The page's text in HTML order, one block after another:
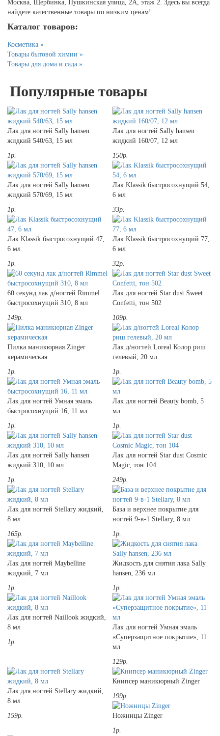
Москва, Щербинка, Пушкинская улица, 2А, этаж 2. Здесь вы всегда
найдете качественные товары по низким ценам!
Каталог товаров:
Косметика »
Товары бытовой химии »
Товары для дома и сада »
Популярные товары
Лак для ногтей Sally hansen
жидкий 540/63, 15 мл
1р.
Лак для ногтей Sally hansen
жидкий 160/07, 12 мл
150р.
Лак для ногтей Sally hansen
жидкий 570/69, 15 мл
1р.
Лак Klassik быстросохнущий 54,
6 мл
33р.
Лак Klassik быстросохнущий 47,
6 мл
1р.
Лак Klassik быстросохнущий 77,
6 мл
32р.
60 секунд лак д/ногтей Rimmel
быстросохнущий 310, 8 мл
149р.
Лак для ногтей Star dust Sweet
Confetti, тон 502
109р.
Пилка маникюрная Zinger
керамическая
1р.
Лак д/ногтей Loreal Колор риш
гелевый, 20 мл
1р.
Лак для ногтей Умная эмаль
быстросохнущий 16, 11 мл
1р.
Лак для ногтей Beauty bomb, 5
мл
1р.
Лак для ногтей Sally hansen
жидкий 310, 10 мл
1р.
Лак для ногтей Star dust Cosmic
Magic, тон 104
249р.
Лак для ногтей Stellary жидкий,
8 мл
165р.
База и верхнее покрытие для
ногтей 9-в-1 Stellary, 8 мл
1р.
Лак для ногтей Maybelline
жидкий, 7 мл
1р.
Жидкость для снятия лака Sally
hansen, 236 мл
1р.
Лак для ногтей Naillook жидкий,
8 мл
1р.
Лак для ногтей Умная эмаль
«Суперзащитное покрытие», 11
мл
129р.
Лак для ногтей Stellary жидкий,
8 мл
159р.
Книпсер маникюрный Zinger
199р.
Ножницы Zinger
1р.